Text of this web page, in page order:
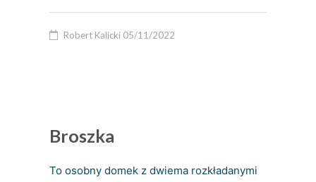
Robert Kalicki 05/11/2022
Broszka
To osobny domek z dwiema rozkładanymi